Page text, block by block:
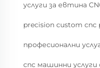
услуги за евтина
precision custom cnc
професионални
cnc машинни услуги